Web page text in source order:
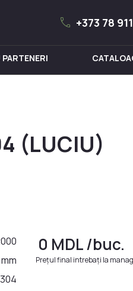
call +373 78
(LUCIU)
0 MDL/buc.
Prețul final intrebați la